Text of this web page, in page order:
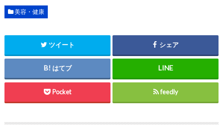
美容・健康
ツイート シェア
はてブ
Pocket feedly